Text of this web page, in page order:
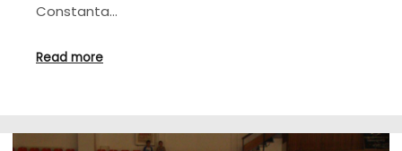
Constanta…
Read more